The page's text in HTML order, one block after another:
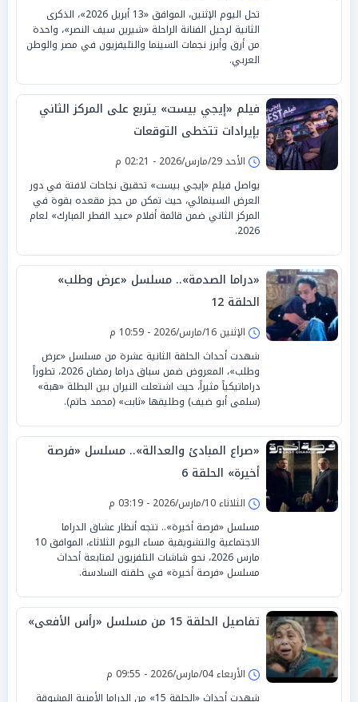
تحل اليوم الإثنين، الموافق «13 أبريل 2026»، الذكرى
الثانية لرحيل الفنانة الراحلة «شيرين سيف النصر»، واحدة
من أرق وأبرز نجمات السينما والتليفزيون في مصر والوطن
العربي.
فيلم «إيجي بيست» يتربع على المركز الثاني
بإيرادات تتخطى التوقعات
الأحد 29/مارس/2026 - 02:21 م
يواصل فيلم «إيجي بيست» تحقيق نجاحات لافتة في دور
العرض السينمائي، حيث تمكن من حجز مقعده بقوة في
المركز الثاني ضمن قائمة أفلام «عيد الفطر المبارك» لعام
2026.
«دراما الصدمة».. مسلسل «عرض وطلب»
الحلقة 12
الإثنين 16/مارس/2026 - 10:59 م
شهدت أحداث الحلقة الثانية عشرة من مسلسل «عرض
وطلب»، المعروض ضمن سباق دراما رمضان 2026، تطوراً
دراماتيكياً مثيراً، حيث اشتعلت النيران بين البطلة «هبة»
(سلمى أبو ضيف) وطليقها «ثابت» (محمد حاتم).
«صراع المبادئ والعدالة».. مسلسل «فرصة
أخيرة» الحلقة 6
الثلاثاء 10/مارس/2026 - 03:19 م
مسلسل «فرصة أخيرة».. تتجه أنظار عشاق الدراما
الاجتماعية والتشويقية مساء اليوم الثلاثاء، الموافق 10
مارس 2026، نحو شاشات التلفزيون لمتابعة أحداث
مسلسل «فرصة أخيرة» في حلقته السادسة.
تفاصيل الحلقة 15 من مسلسل «رأس الأفعى»
الأربعاء 04/مارس/2026 - 09:55 م
شهدت أحداث «الحلقة 15» من الدراما الأمنية المشوقة